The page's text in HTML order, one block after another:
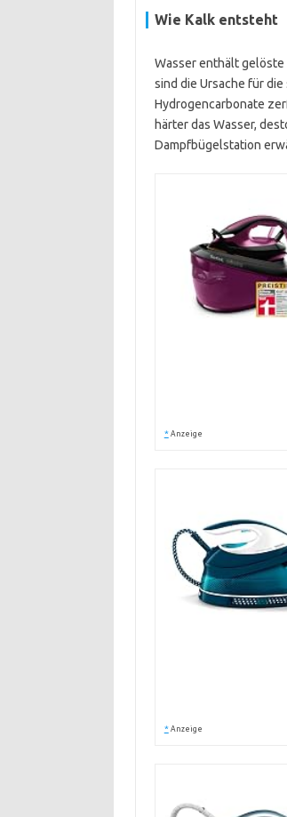
Wie Kalk entsteht
Wasser enthält gelöste
sind die Ursache für
Hydrogencarbonate
härter das Wasser,
Dampfbügelstation
* Anzeige
* Anzeige